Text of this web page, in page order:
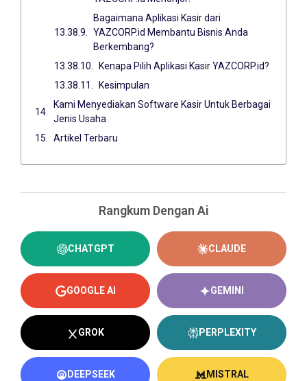
Bagaimana Aplikasi Kasir dari
YAZCORP.id Membantu Bisnis Anda
Berkembang?
Kenapa Pilih Aplikasi Kasir YAZCORP.id?
Kesimpulan
Kami Menyediakan Software Kasir Untuk Berbagai
Jenis Usaha
Artikel Terbaru
Rangkum Dengan Ai
CHATGPT CLAUDE
GOOGLE AI GEMINI
GROK PERPLEXITY
DEEPSEEK MISTRAL